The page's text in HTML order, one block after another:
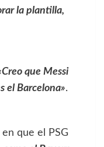
la plantilla,
que Messi
el Barcelona».
que el PSG